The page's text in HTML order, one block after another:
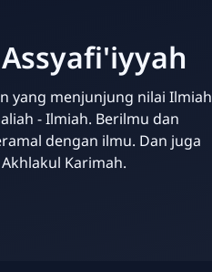
yang menjunjung nilai Ilmiah
- Ilmiah. Berilmu dan
dengan ilmu. Dan juga
Karimah.